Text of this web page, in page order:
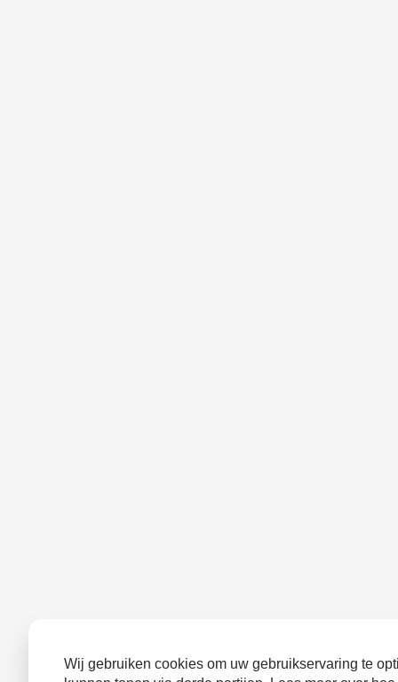
Wij gebruiken cookies om uw gebruikservaring te